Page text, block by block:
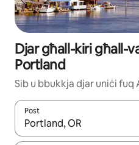
Djar għall-kiri għall-
Portland
Sib u bbukkja djar uniċi fuq
Post
Meta r-riżultati jkunu